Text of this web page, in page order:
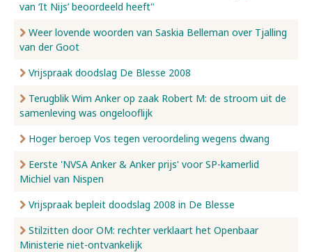
van ‘It Nijs’ beoordeeld heeft"
Weer lovende woorden van Saskia Belleman over Tjalling
van der Goot
Vrijspraak doodslag De Blesse 2008
Terugblik Wim Anker op zaak Robert M: de stroom uit de
samenleving was ongelooflijk
Hoger beroep Vos tegen veroordeling wegens dwang
Eerste 'NVSA Anker & Anker prijs' voor SP-kamerlid
Michiel van Nispen
Vrijspraak bepleit doodslag 2008 in De Blesse
Stilzitten door OM: rechter verklaart het Openbaar
Ministerie niet-ontvankelijk